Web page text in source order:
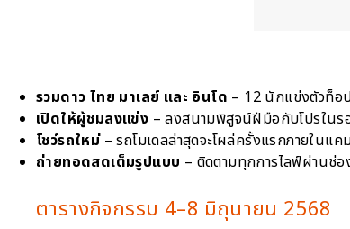
รวมดาว ไทย มาเลย์ และ อินโด – 12 นักแข่งตัวท็อ
เปิดให้ผู้ชมลงแข่ง – ลงสนามพิสูจน์ฝีมือกับโปรใน
โชว์รถใหม่– รถโมเดลล่าสุดจะโผล่ครั้งแรกภายในแ
ถ่ายทอดสดเต็มรูปแบบ – ติดตามทุกการไลฟ์ผ่านช่
ตารางกิจกรรม 4–8 มิถุนายน 2568